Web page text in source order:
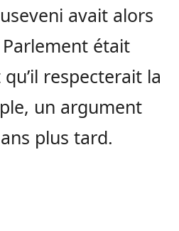
avait alors
était
respecterait la
un argument
plus tard.